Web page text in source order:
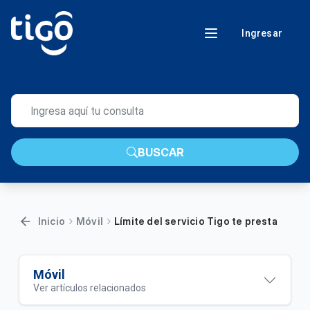
Ingresar
BUSCAR
Inicio Móvil Límite del servicio Tigo te presta
Móvil
Ver artículos relacionados